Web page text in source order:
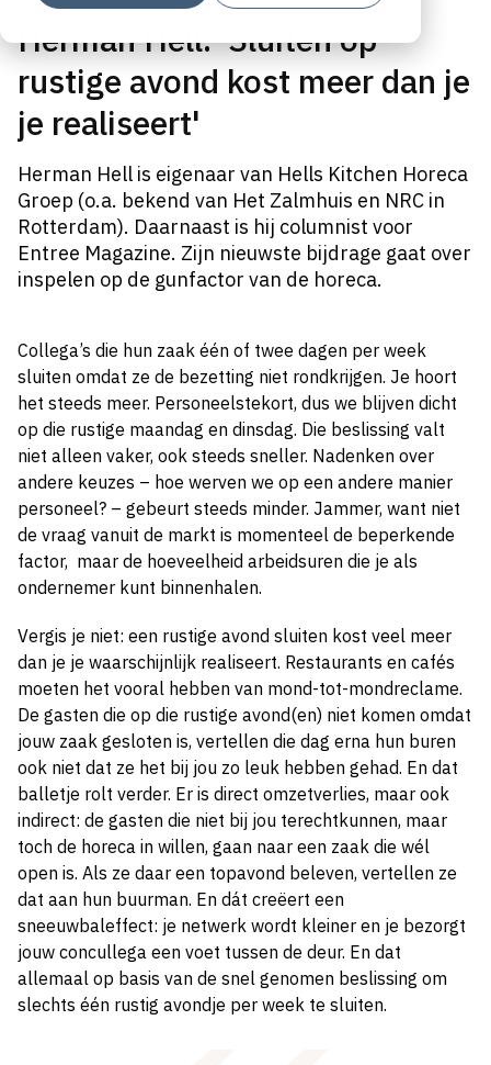
Herman Hell: 'Sluiten op
rustige avond kost meer dan je
je realiseert'
Herman Hell is eigenaar van Hells Kitchen Horeca
Groep (o.a. bekend van Het Zalmhuis en NRC in
Rotterdam). Daarnaast is hij columnist voor
Entree Magazine. Zijn nieuwste bijdrage gaat over
inspelen op de gunfactor van de horeca.
Collega’s die hun zaak één of twee dagen per week
sluiten omdat ze de bezetting niet rondkrijgen. Je hoort
het steeds meer. Personeelstekort, dus we blijven dicht
op die rustige maandag en dinsdag. Die beslissing valt
niet alleen vaker, ook steeds sneller. Nadenken over
andere keuzes – hoe werven we op een andere manier
personeel? – gebeurt steeds minder. Jammer, want niet
de vraag vanuit de markt is momenteel de beperkende
factor, maar de hoeveelheid arbeidsuren die je als
ondernemer kunt binnenhalen.
Vergis je niet: een rustige avond sluiten kost veel meer
dan je je waarschijnlijk realiseert. Restaurants en cafés
moeten het vooral hebben van mond-tot-mondreclame.
De gasten die op die rustige avond(en) niet komen omdat
jouw zaak gesloten is, vertellen die dag erna hun buren
ook niet dat ze het bij jou zo leuk hebben gehad. En dat
balletje rolt verder. Er is direct omzetverlies, maar ook
indirect: de gasten die niet bij jou terechtkunnen, maar
toch de horeca in willen, gaan naar een zaak die wél
open is. Als ze daar een topavond beleven, vertellen ze
dat aan hun buurman. En dát creëert een
sneeuwbaleffect: je netwerk wordt kleiner en je bezorgt
jouw concullega een voet tussen de deur. En dat
allemaal op basis van de snel genomen beslissing om
slechts één rustig avondje per week te sluiten.